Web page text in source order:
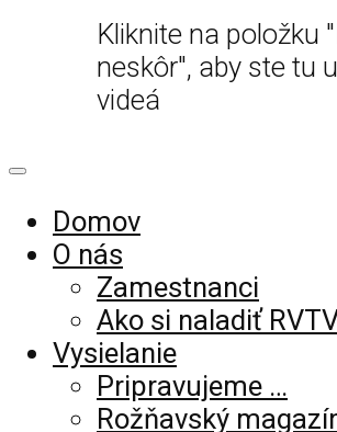
Kliknite na položku
neskôr", aby ste tu
videá
Domov
O nás
Zamestnanci
Ako si naladiť
Vysielanie
Pripravujeme …
Rožňavský